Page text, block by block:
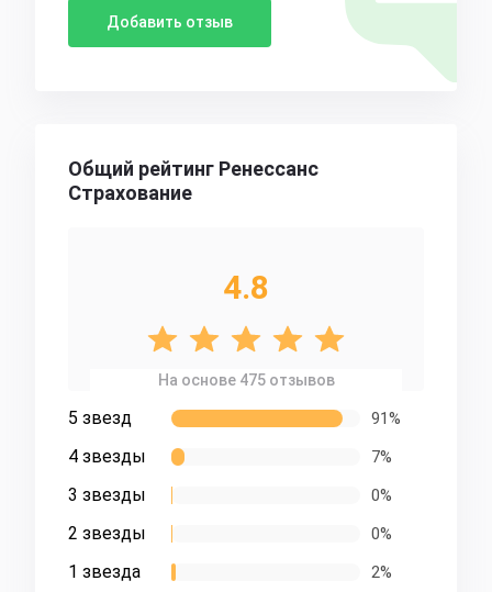
Добавить отзыв
Общий рейтинг Ренессанс
Страхование
4.8
На основе 475 отзывов
5 звезд 91%
4 звезды 7%
3 звезды 0%
2 звезды 0%
1 звезда 2%